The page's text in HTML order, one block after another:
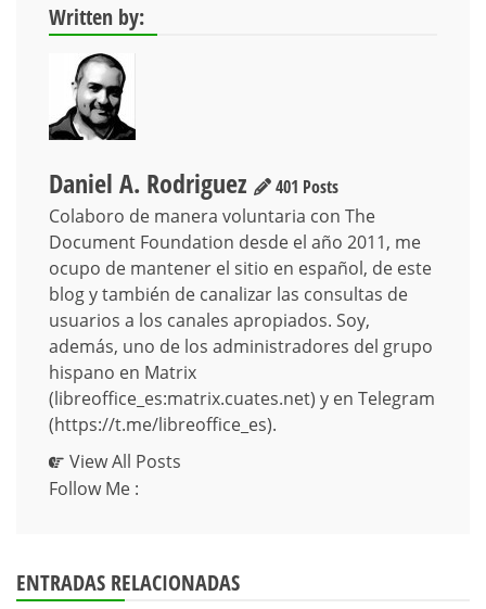
Written by:
Daniel A. Rodriguez
401 Posts
Colaboro de manera voluntaria con The
Document Foundation desde el año 2011, me
ocupo de mantener el sitio en español, de este
blog y también de canalizar las consultas de
usuarios a los canales apropiados. Soy,
además, uno de los administradores del grupo
hispano en Matrix
(libreoffice_es:matrix.cuates.net) y en Telegram
(https://t.me/libreoffice_es).
View All Posts
Follow Me :
ENTRADAS RELACIONADAS